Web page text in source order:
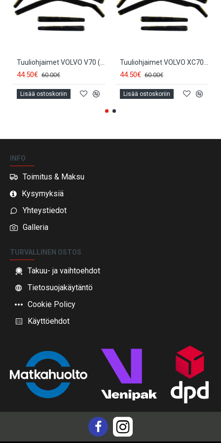
44.50€ 60.00€
Lisää ostoskoriin
44.50€ 60.00€
Lisää ostoskoriin
INFO
Toimitus & Maksu
Kysymyksiä
Yhteystiedot
Galleria
TURVALLINEN OSTOS
Takuu- ja vaihtoehdot
Tietosuojakäytäntö
Cookie Policy
Käyttöehdot